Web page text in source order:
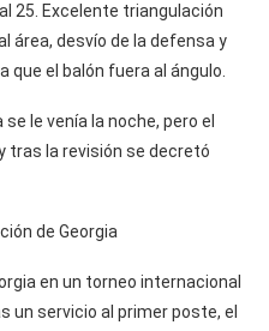
25. Excelente triangulación
área, desvío de la defensa y
que el balón fuera al ángulo.
le venía la noche, pero el
tras la revisión se decretó
de Georgia
en un torneo internacional
un servicio al primer poste, el